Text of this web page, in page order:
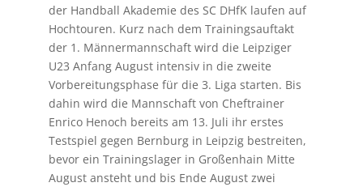
der Handball Akademie des SC DHfK laufen auf
Hochtouren. Kurz nach dem Trainingsauftakt
der 1. Männermannschaft wird die Leipziger
U23 Anfang August intensiv in die zweite
Vorbereitungsphase für die 3. Liga starten. Bis
dahin wird die Mannschaft von Cheftrainer
Enrico Henoch bereits am 13. Juli ihr erstes
Testspiel gegen Bernburg in Leipzig bestreiten,
bevor ein Trainingslager in Großenhain Mitte
August ansteht und bis Ende August zwei